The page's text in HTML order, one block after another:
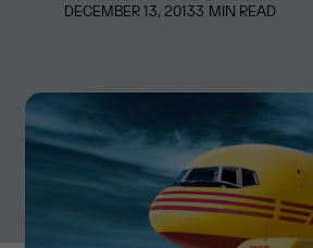
DECEMBER 13, 20133 MIN READ